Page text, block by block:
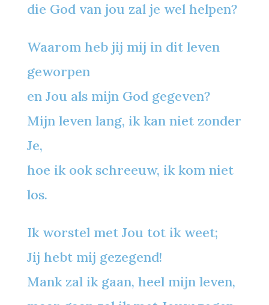
die God van jou zal je wel helpen?
Waarom heb jij mij in dit leven
geworpen
en Jou als mijn God gegeven?
Mijn leven lang, ik kan niet zonder
Je,
hoe ik ook schreeuw, ik kom niet
los.
Ik worstel met Jou tot ik weet;
Jij hebt mij gezegend!
Mank zal ik gaan, heel mijn leven,